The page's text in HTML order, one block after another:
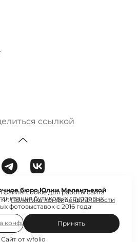
ссылкой
бюро Юлии Мелентьевой
бутиковых групповых
фотовыставок с 2016 года
конфиденциальности
Сайт от wfolio
файлы cookie для работы сайта
Политика конфиденциальности
Принять